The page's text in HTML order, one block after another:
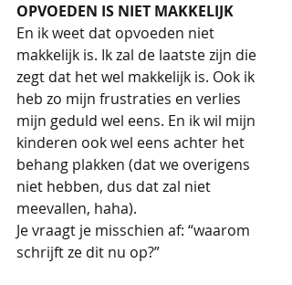
OPVOEDEN IS NIET MAKKELIJK
En ik weet dat opvoeden niet
makkelijk is. Ik zal de laatste zijn die
zegt dat het wel makkelijk is. Ook ik
heb zo mijn frustraties en verlies
mijn geduld wel eens. En ik wil mijn
kinderen ook wel eens achter het
behang plakken (dat we overigens
niet hebben, dus dat zal niet
meevallen, haha).
Je vraagt je misschien af: “waarom
schrijft ze dit nu op?”